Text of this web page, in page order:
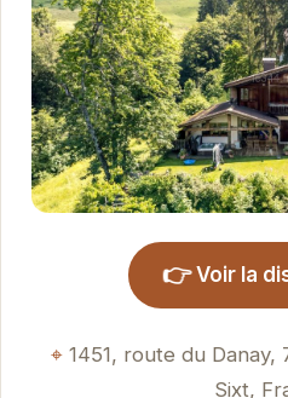
👉 Voir la
1451, route du
Sixt,